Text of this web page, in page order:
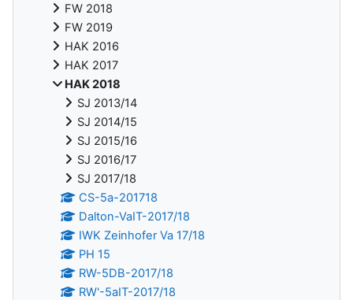
FW 2018
FW 2019
HAK 2016
HAK 2017
HAK 2018
SJ 2013/14
SJ 2014/15
SJ 2015/16
SJ 2016/17
SJ 2017/18
CS-5a-201718
Dalton-VaIT-2017/18
IWK Zeinhofer Va 17/18
PH 15
RW-5DB-2017/18
RW'-5aIT-2017/18